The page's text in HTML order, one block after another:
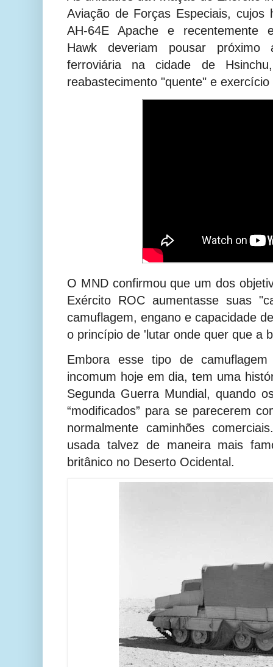
Aviação de Forças Especiais, cujos
AH-64E Apache e recentemente
Hawk deveriam pousar
ferroviária na cidade de
reabastecimento "quente" e
O MND confirmou que um dos
Exército ROC aumentasse suas
camuflagem, engano e capacidade
o princípio de 'lutar onde quer que a
Embora esse tipo de
incomum hoje em dia, tem uma
Segunda Guerra Mundial, quando
“modificados” para se parecerem
normalmente caminhões
usada talvez de maneira mais
britânico no Deserto Ocidental.